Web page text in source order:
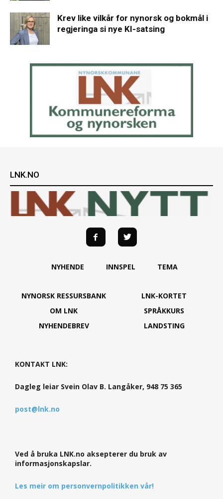
Krev like vilkår for nynorsk og bokmål i
regjeringa si nye KI-satsing
LNK.NO
NYHENDE INNSPEL TEMA
NYNORSK RESSURSBANK
OM LNK
NYHENDEBREV
LNK-KORTET
SPRÅKKURS
LANDSTING
KONTAKT LNK:
Dagleg leiar Svein Olav B. Langåker, 948 75 365
post@lnk.no
Ved å bruka LNK.no aksepterer du bruk av
informasjonskapslar.
Les meir om personvernpolitikken vår!